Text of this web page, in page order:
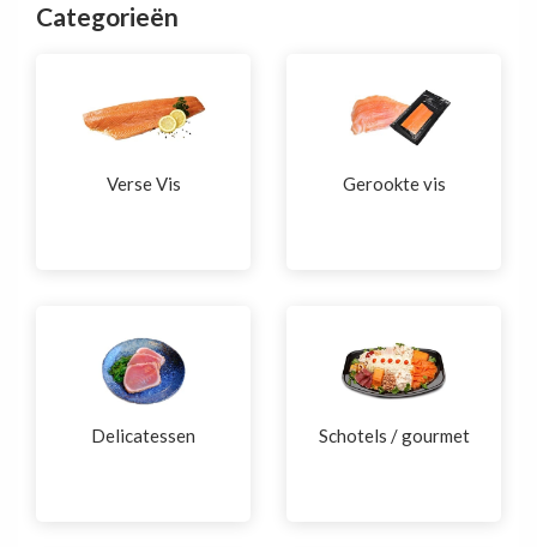
Categorieën
Verse Vis Gerookte vis
Delicatessen Schotels / gourmet